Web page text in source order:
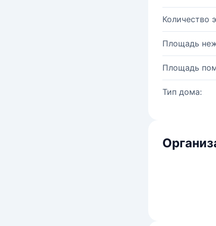
Количество
Площадь
Площадь
Тип дома: